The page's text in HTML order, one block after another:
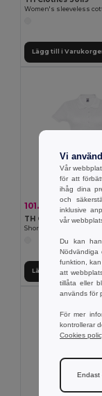
Lägg till i
101.36 kr
TH Clothes 30134
Lägg till i
Vi
Vår
för att
ihåg dina
och
inklusive
vår
Du kan
Nödvändiga
funktion,
att
tillåta eller
används för
För mer
kontrollerar
Cookies
Endast